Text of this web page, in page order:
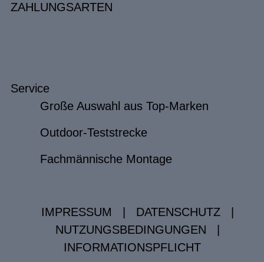
ZAHLUNGSARTEN
Service
Große Auswahl aus Top-Marken
Outdoor-Teststrecke
Fachmännische Montage
IMPRESSUM DATENSCHUTZ
NUTZUNGSBEDINGUNGEN
INFORMATIONSPFLICHT